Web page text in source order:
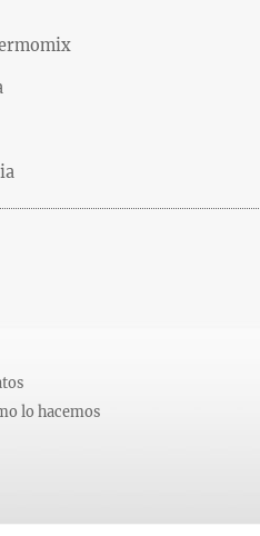
lo hacemos